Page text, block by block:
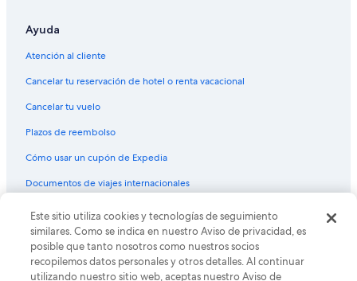
Ayuda
Atención al cliente
Cancelar tu reservación de hotel o renta vacacional
Cancelar tu vuelo
Plazos de reembolso
Cómo usar un cupón de Expedia
Documentos de viajes internacionales
© 2026 Expedia, Inc., una empresa de Expedia Group. Todos los
derechos reservados. Expedia y el logo de Expedia son marcas
registradas o marcas comerciales de Expedia, Inc. CST# 2029030-50.
Este sitio utiliza cookies y tecnologías de seguimiento
similares. Como se indica en nuestro Aviso de privacidad, es
posible que tanto nosotros como nuestros socios
recopilemos datos personales y otros detalles. Al continuar
utilizando nuestro sitio web, aceptas nuestro Aviso de